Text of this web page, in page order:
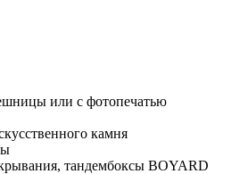
или с фотопечатью
камня
тандембоксы BOYARD